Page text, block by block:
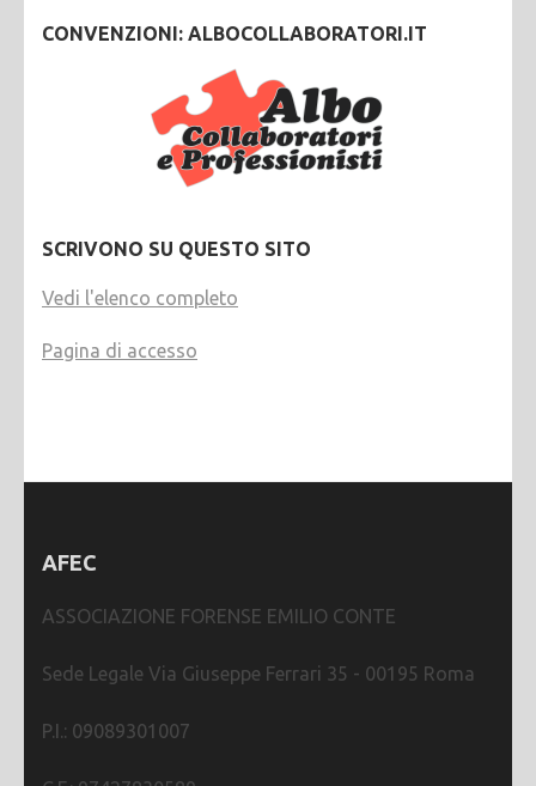
CONVENZIONI: ALBOCOLLABORATORI.IT
SCRIVONO SU QUESTO SITO
Vedi l'elenco completo
Pagina di accesso
AFEC
ASSOCIAZIONE FORENSE EMILIO CONTE
Sede Legale Via Giuseppe Ferrari 35 - 00195 Roma
P.I.: 09089301007